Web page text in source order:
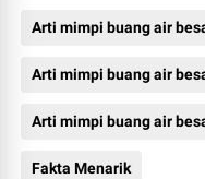
Arti mimpi buang air
Arti mimpi buang air
Arti mimpi buang air
Fakta Menarik